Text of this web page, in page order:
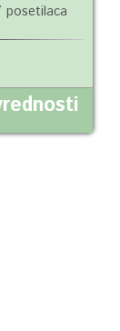
posetilaca